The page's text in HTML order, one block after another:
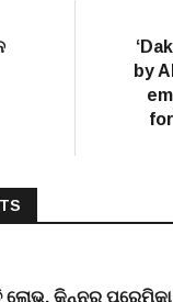
by
ଲୋଭ, କିନ୍ନର ପ୍ରେମିକା